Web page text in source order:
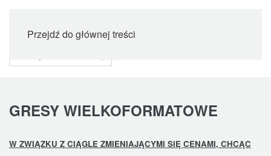
Przejdź do głównej treści
GRESY WIELKOFORMATOWE
W ZWIĄZKU Z CIĄGLE ZMIENIAJĄCYMI SIĘ CENAMI, CHCĄC